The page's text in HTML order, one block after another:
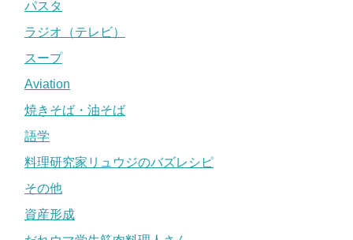
パスタ
ラジオ（テレビ）
スープ
Aviation
焼きそば・油そば
語学
料理研究家リュウジのバズレシピ
その他
資産形成